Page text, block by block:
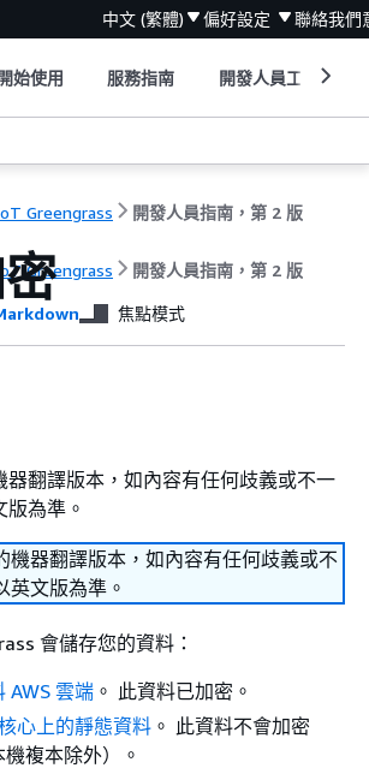
中文 (繁體) 偏好設定 聯絡我們
始使用 服務指南 開發人員工具
Greengrass 開發人員指南，第 2 版
Greengrass 開發人員指南，第 2 版
焦點模式
器翻譯版本，如內容有任何歧義或不一
為準。
機器翻譯版本，如內容有任何歧義或不
英文版為準。
會儲存您的資料：
AWS 雲端 。 此資料已加密。
心上的靜態資料 。 此資料不會加密
機複本除外）。